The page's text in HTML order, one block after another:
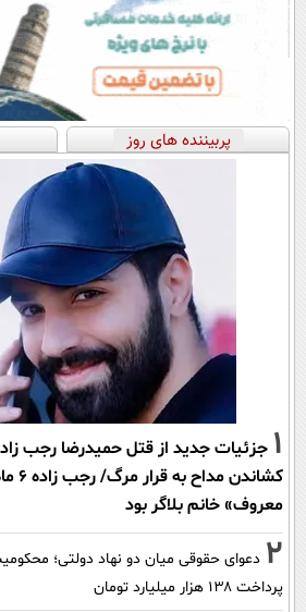
پربیننده های روز
1 جزئیات جدید از قتل حمیدرضا رجب
معروف» خانم بلاگر بود
2 دعوای حقوقی میان دو نهاد دولتی؛
پرداخت ۱۳۸ هزار میلیارد تومان